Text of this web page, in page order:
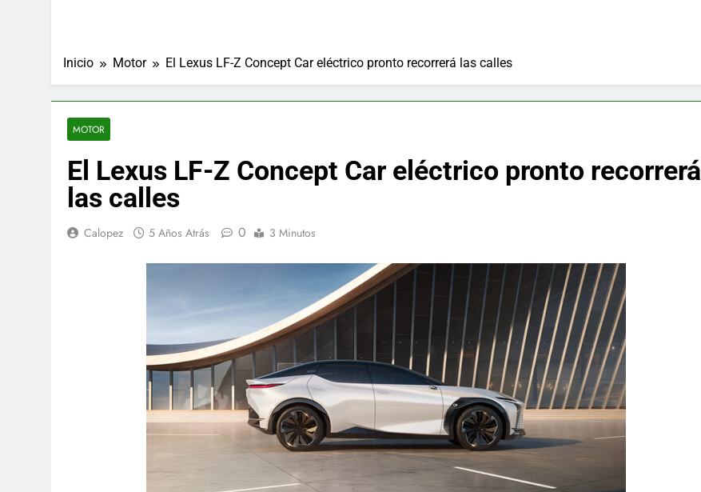
Inicio Motor El Lexus LF-Z Concept Car eléctrico pronto recorrerá las calles
MOTOR
El Lexus LF-Z Concept Car eléctrico pronto recorrerá
las calles
Calopez 5 Años Atrás 0 3 Minutos